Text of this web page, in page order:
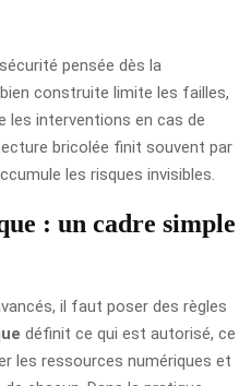
pensée dès la
construite limite les failles,
interventions en cas de
bricolée finit souvent par
les risques invisibles.
: un cadre simple
il faut poser des règles
définit ce qui est autorisé, ce
les ressources numériques et